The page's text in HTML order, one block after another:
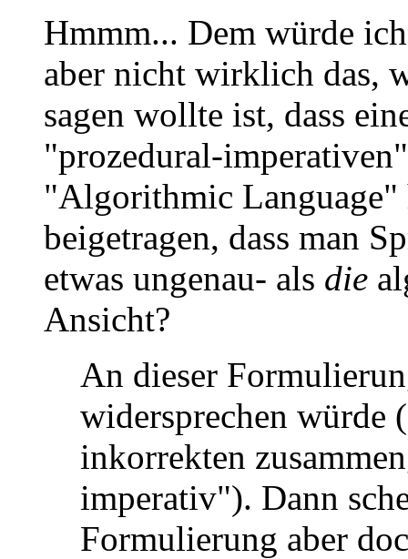
Hmmm... Dem würde
aber nicht wirklich das,
sagen wollte ist, dass
"prozedural-
"Algorithmic Language"
beigetragen, dass man
etwas ungenau- als die
Ansicht?
An dieser
widersprechen würde
inkorrekten
imperativ"). Dann
Formulierung aber